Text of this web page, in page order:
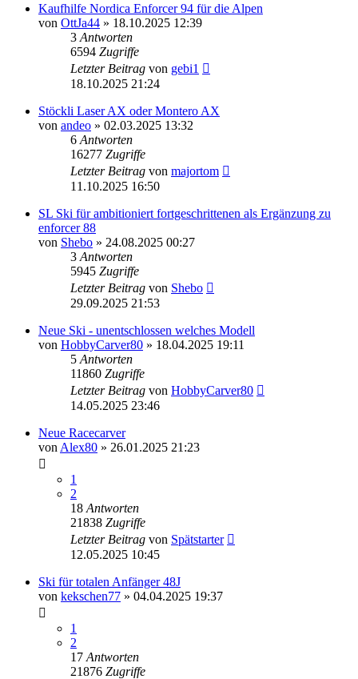
Kaufhilfe Nordica Enforcer 94 für die Alpen
von OttJa44 » 18.10.2025 12:39
3 Antworten
6594 Zugriffe
Letzter Beitrag von gebi1
18.10.2025 21:24
Stöckli Laser AX oder Montero AX
von andeo » 02.03.2025 13:32
6 Antworten
16277 Zugriffe
Letzter Beitrag von majortom
11.10.2025 16:50
SL Ski für ambitioniert fortgeschrittenen als Ergänzung zu
enforcer 88
von Shebo » 24.08.2025 00:27
3 Antworten
5945 Zugriffe
Letzter Beitrag von Shebo
29.09.2025 21:53
Neue Ski - unentschlossen welches Modell
von HobbyCarver80 » 18.04.2025 19:11
5 Antworten
11860 Zugriffe
Letzter Beitrag von HobbyCarver80
14.05.2025 23:46
Neue Racecarver
von Alex80 » 26.01.2025 21:23
1
2
18 Antworten
21838 Zugriffe
Letzter Beitrag von Spätstarter
12.05.2025 10:45
Ski für totalen Anfänger 48J
von kekschen77 » 04.04.2025 19:37
1
2
17 Antworten
21876 Zugriffe